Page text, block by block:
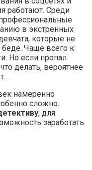
работают. Среди
в экстренных
которые не
Чаще всего к
Но если пропал
делать, вероятнее
намеренно
сложно.
, для
заработать